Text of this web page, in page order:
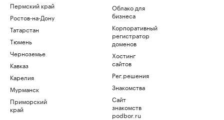
Пермский край
Ростов-на-Дону
Татарстан
Тюмень
Черноземье
Кавказ
Карелия
Мурманск
Приморский
край
Облако для
бизнеса
Корпоративный
регистратор
доменов
Хостинг
сайтов
Рег.решения
Знакомства
Сайт
знакомств
podbor.ru